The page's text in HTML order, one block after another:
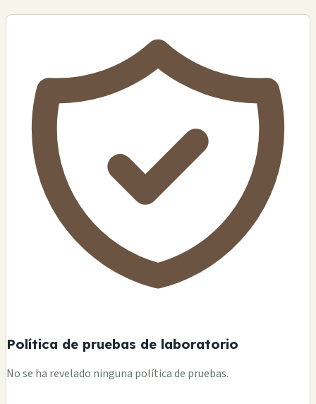
Política de pruebas de laboratorio
No se ha revelado ninguna política de pruebas.